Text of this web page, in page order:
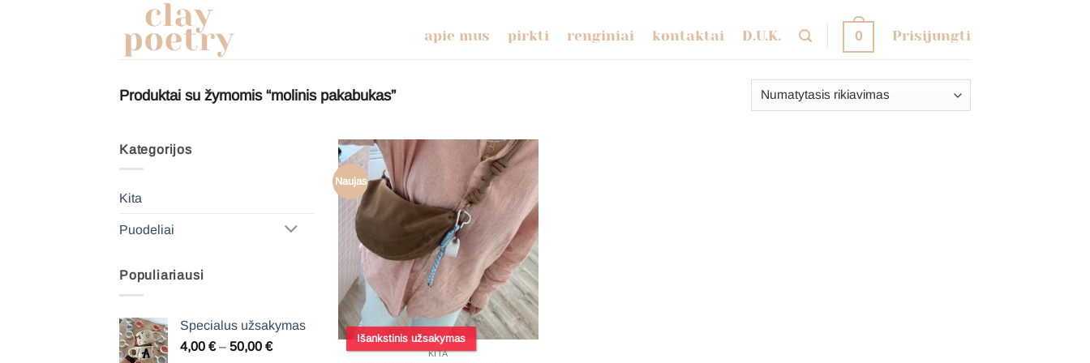
apie mus pirkti renginiai kontaktai D.U.K. 0 Prisijungti
Produktai su žymomis “molinis pakabukas”
Kategorijos
Kita
Puodeliai
Populiariausi
Specialus užsakymas
4,00 € – 50,00 €Price
Naujas
KITA
Išankstinis užsakymas